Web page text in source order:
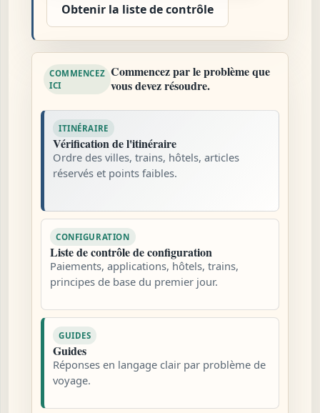
Obtenir la liste de contrôle
COMMENCEZ
ICI
Commencez par le problème que
vous devez résoudre.
ITINÉRAIRE
Vérification de l'itinéraire
Ordre des villes, trains, hôtels, articles
réservés et points faibles.
CONFIGURATION
Liste de contrôle de configuration
Paiements, applications, hôtels, trains,
principes de base du premier jour.
GUIDES
Guides
Réponses en langage clair par problème de
voyage.